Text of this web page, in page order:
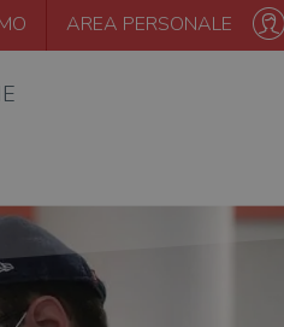
AREA PERSONALE